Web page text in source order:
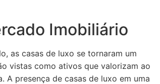
Imobiliário
as casas de luxo se tornaram um
vistas como ativos que valorizam ao
presença de casas de luxo em uma